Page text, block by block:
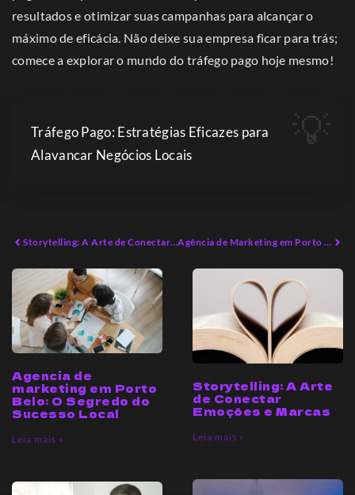
resultados e otimizar suas campanhas para alcançar o
máximo de eficácia. Não deixe sua empresa ficar para trás;
comece a explorar o mundo do tráfego pago hoje mesmo!
Tráfego Pago: Estratégias Eficazes para
Alavancar Negócios Locais
Storytelling: A Arte de Conectar Marcas com Emoções Agência de Marketing em Porto Belo: A Chave para o Sucesso Local
Agencia de
marketing em Porto
Belo: O Segredo do
Sucesso Local
Leia mais »
Storytelling: A Arte
de Conectar
Emoções e Marcas
Leia mais »